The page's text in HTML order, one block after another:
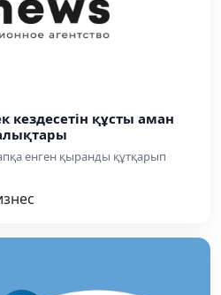
кездесетін құсты аман
енген қыранды құтқарып